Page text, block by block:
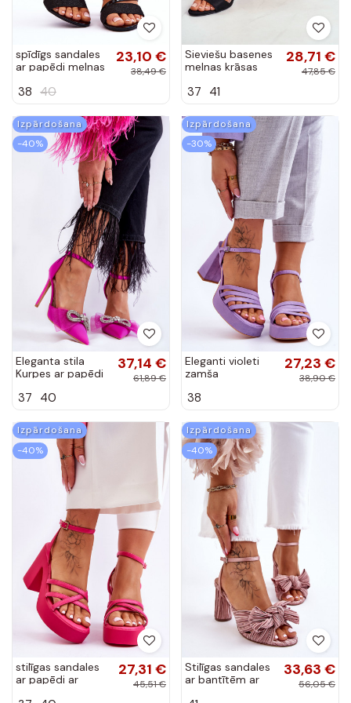
spīdīgs sandales
ar papēdi melnas
23,10 €
38,49 €
38 40
Sieviešu basenes
melnas krāsas
28,71 €
47,85 €
37 41
Izpārdošana
-40%
Eleganta stila
Kurpes ar papēdi
krāsas Hettie
37,14 €
61,89 €
37 40
Izpārdošana
-30%
Eleganti violeti
zamša
kurpes ar
27,23 €
38,90 €
38
Izpārdošana
-40%
stilīgas sandales
ar papēdi ar
27,31 €
45,51 €
Izpārdošana
-40%
Stilīgas sandales
ar bantītēm ar
33,63 €
56,05 €